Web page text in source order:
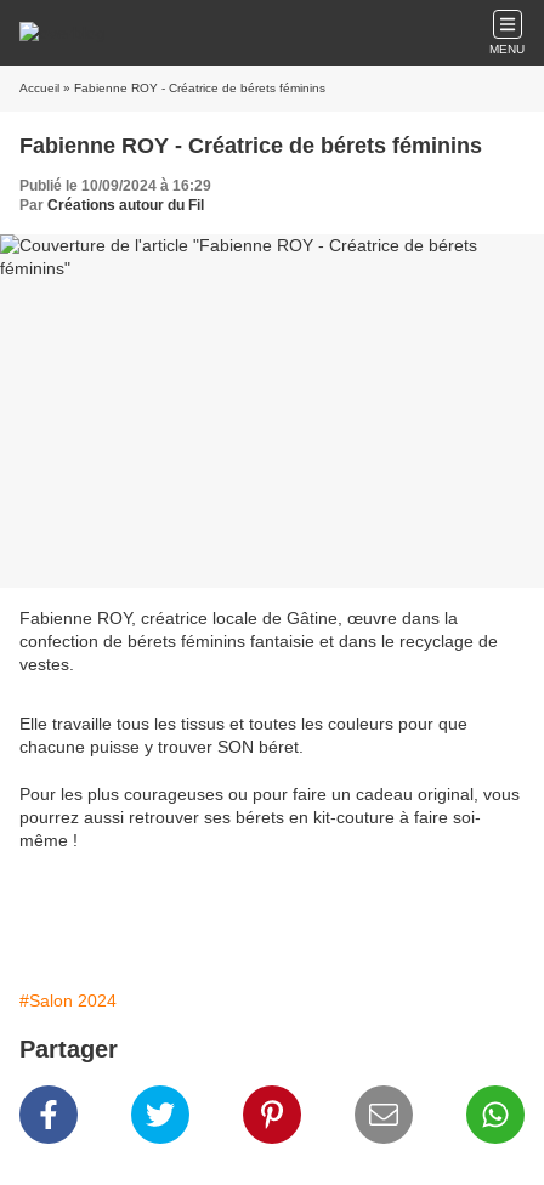
MENU
Accueil » Fabienne ROY - Créatrice de bérets féminins
Fabienne ROY - Créatrice de bérets féminins
Publié le 10/09/2024 à 16:29
Par Créations autour du Fil
Fabienne ROY, créatrice locale de Gâtine, œuvre dans la
confection de bérets féminins fantaisie et dans le recyclage de
vestes.
Elle travaille tous les tissus et toutes les couleurs pour que
chacune puisse y trouver SON béret.
Pour les plus courageuses ou pour faire un cadeau original, vous
pourrez aussi retrouver ses bérets en kit-couture à faire soi-
même !
#Salon 2024
Partager